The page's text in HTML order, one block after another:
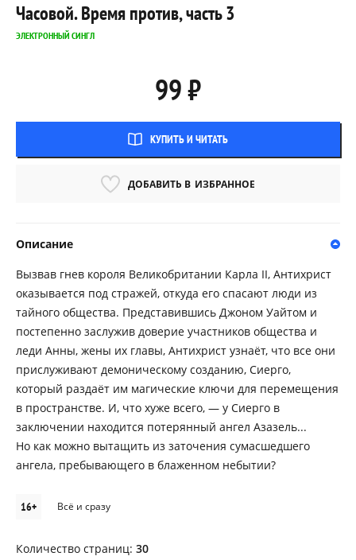
Часовой. Время против, часть 3
ЭЛЕКТРОННЫЙ СИНГЛ
99 ₽
КУПИТЬ И ЧИТАТЬ
ДОБАВИТЬ В ИЗБРАННОЕ
Описание
Вызвав гнев короля Великобритании Карла II, Антихрист
оказывается под стражей, откуда его спасают люди из
тайного общества. Представившись Джоном Уайтом и
постепенно заслужив доверие участников общества и
леди Анны, жены их главы, Антихрист узнаёт, что все они
прислуживают демоническому созданию, Сиерго,
который раздаёт им магические ключи для перемещения
в пространстве. И, что хуже всего, — у Сиерго в
заключении находится потерянный ангел Азазель...
Но как можно вытащить из заточения сумасшедшего
ангела, пребывающего в блаженном небытии?
16+ Всё и сразу
Количество страниц: 30